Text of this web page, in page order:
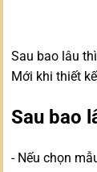
Sau bao lâu
Mới khi thiết
Sau bao
- Nếu chọn